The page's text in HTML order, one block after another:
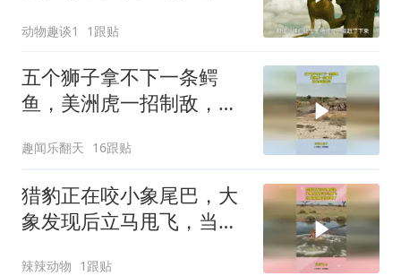
赶，看母狮卡丽如何用狩
猎夺回体面
动物趣谈1 1跟贴
五个狮子拿不下一条鳄
鱼，美洲虎一招制敌，战
趣闻乐翻天 16跟贴
猎豹正在咬小象尾巴，大
象发现后立马甩飞，当成
辣辣动物 1跟贴